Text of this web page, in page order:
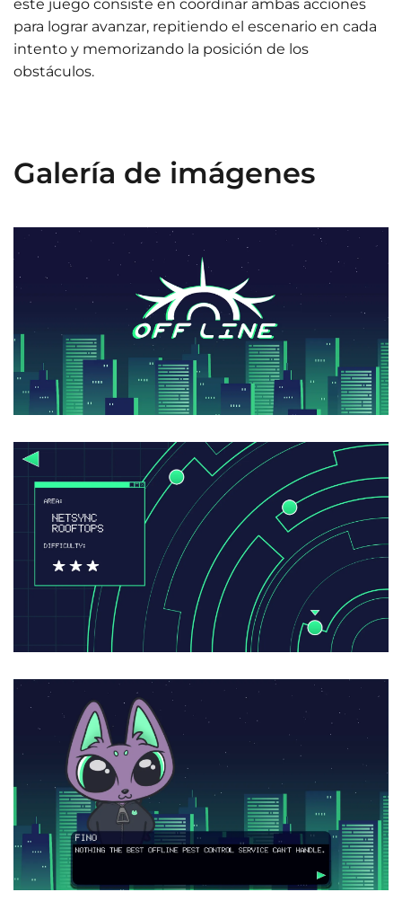
este juego consiste en coordinar ambas acciones
para lograr avanzar, repitiendo el escenario en cada
intento y memorizando la posición de los
obstáculos.
Galería de imágenes